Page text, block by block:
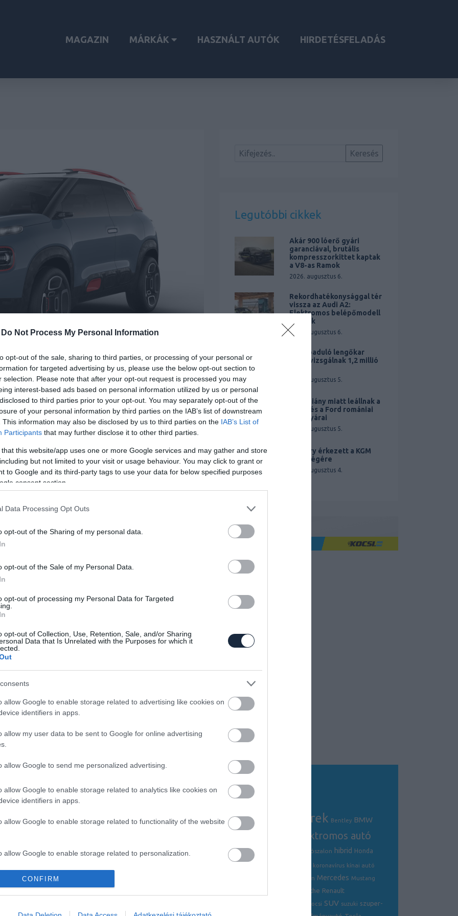
Do Not Process My Personal Information
opt-out of the sale, sharing to third parties, or processing of your personal or
for targeted advertising by us, please use the below opt-out section to
selection. Please note that after your opt-out request is processed you may
interest-based ads based on personal information utilized by us or personal
to third parties prior to your opt-out. You may separately opt-out of the
of your personal information by third parties on the IAB’s list of downstream
This information may also be disclosed by us to third parties on the IAB’s List of
Participants that may further disclose it to other third parties.
that this website/app uses one or more Google services and may gather and store
but not limited to your visit or usage behaviour. You may click to grant or
to Google and its third-party tags to use your data for below specified purposes
consent section.
Data Processing Opt Outs
opt-out of the Sharing of my personal data.
opt-out of the Sale of my Personal Data.
opt-out of processing my Personal Data for Targeted
opt-out of Collection, Use, Retention, Sale, and/or Sharing
Data that Is Unrelated with the Purposes for which it
allow Google to enable storage related to advertising like cookies on
identifiers in apps.
allow my user data to be sent to Google for online advertising
allow Google to send me personalized advertising.
allow Google to enable storage related to analytics like cookies on
identifiers in apps.
allow Google to enable storage related to functionality of the website
allow Google to enable storage related to personalization.
allow Google to enable storage related to security, including
functionality and fraud prevention, and other user protection.
CONFIRM
MAGAZIN MÁRKÁK HASZNÁLT AUTÓK HIRDETÉSFELADÁS
verője
Címkék:C-Aircross, C3,c4 cactus ,genfi autószalon, Juke
legfőbb riválisának szánja a C-Aircross
bemutatott, de az év végén már kész
etalonja ma a Nissan Juke. Bármely gyártó,
a kategóriát uraló japán modellt, jelentős sikert
csoporthoz tartozó Citoren is kiállít egy saját
épülő, de emelt hasmagasságú és a C4
C-Aircross már sorozatgyártás-közeli
a genfi autószalonon hamarosan. A most
külső vonalai azonban már alighanem szinte
– ugyanakkor kérdéses, hogy vajon
Nagyobb változások csak az utastér
kissé futurisztikus belső formák nagy
a sorozatgyártásra érett modellben is, de a
felé fog majd kissé alakulni.
jön a
Juke-átirat a Kiától
Legutóbbi cikkek
Akár 900 lóerő gyári
garanciával, brutális
kompresszorkittet kaptak
a V8-as Ramok
2026. augusztus 6.
Rekordhatékonysággal tér
vissza az Audi A2:
Elektromos belépőmodell
érkezik
2026. augusztus 6.
Elszabaduló lengőkar
miatt vizsgálnak 1,2 millió
2026. augusztus 5.
Áramhiány miatt leállnak a
Dacia és a Ford romániai
autógyárai
2026. augusztus 5.
A Chery érkezett a KGM
segítségére
2026. augusztus 4.
Tagfelhő
AMG Audi autós hírek Bentley BMW
elektromos autó
Ferrari genfi autószalon hibrid Honda
koronavírus kínai autó
McLaren Mercedes Mustang
Porsche Renault
sportkocsi SUV suzuki szuper-